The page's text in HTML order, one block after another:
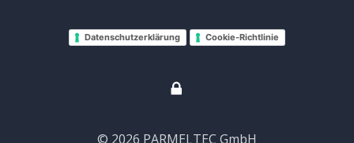
Datenschutzerklärung Cookie-Richtlinie
© 2026 PARMELTEC GmbH